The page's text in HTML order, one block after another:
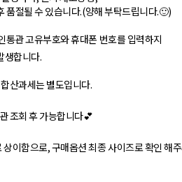
품절될 수 있습니다.(양해 부탁드립니다.🙂)
통관 고유부호와 휴대폰 번호를 입력하지
생합니다.
합산과세는 별도입니다.
조회 후 가능합니다💕
이함으로, 구매옵션 최종 사이즈로 확인 해